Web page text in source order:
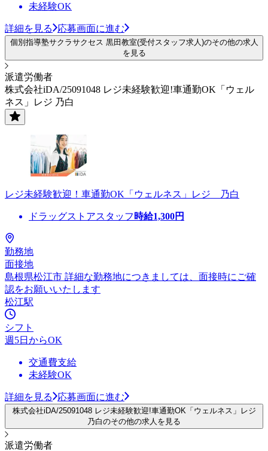
未経験OK
詳細を見る 応募画面に進む
個別指導塾サクラサクセス 黒田教室(受付スタッフ求人)のその他の求人
を見る
派遣労働者
株式会社iDA/25091048 レジ未経験歓迎!車通勤OK「ウェル
ネス」レジ 乃白
レジ未経験歓迎！車通勤OK「ウェルネス」レジ 乃白
ドラッグストアスタッフ 時給1,300円
勤務地
面接地
島根県松江市 詳細な勤務地につきましては、面接時にご確
認をお願いいたします
松江駅
シフト
週5日からOK
交通費支給
未経験OK
詳細を見る 応募画面に進む
株式会社iDA/25091048 レジ未経験歓迎!車通勤OK「ウェルネス」レジ
乃白のその他の求人を見る
派遣労働者